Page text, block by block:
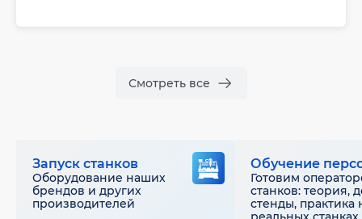
Смотреть все
Запуск станков
Оборудование наших
брендов и других
производителей
Обучение
Готовим
станков: теория,
стенды, практика